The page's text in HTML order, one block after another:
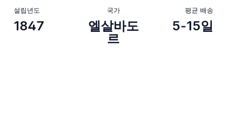
설립년도
1847
국가
엘살바도
르
평균 배송
5-15일